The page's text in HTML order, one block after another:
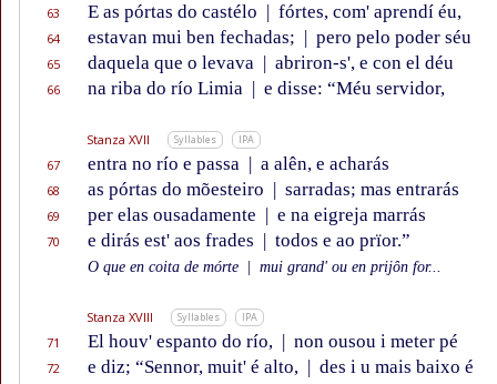
63 E as pórtas do castélo | fórtes, com' aprendí éu,
64 estavan mui ben fechadas; | pero pelo poder séu
65 daquela que o levava | abriron-s', e con el déu
66 na riba do río Limia | e disse: “Méu servidor,
Stanza XVII Syllables IPA
67 entra no río e passa | a alên, e acharás
68 as pórtas do mõesteiro | sarradas; mas entrarás
69 per elas ousadamente | e na eigreja marrás
70 e dirás est' aos frades | todos e ao prïor.”
O que en coita de mórte mui grand' ou en prijôn for...
Stanza XVIII Syllables IPA
71 El houv' espanto do río, | non ousou i meter pé
72 e diz; “Sennor, muit' é alto, | des i u mais baixo é